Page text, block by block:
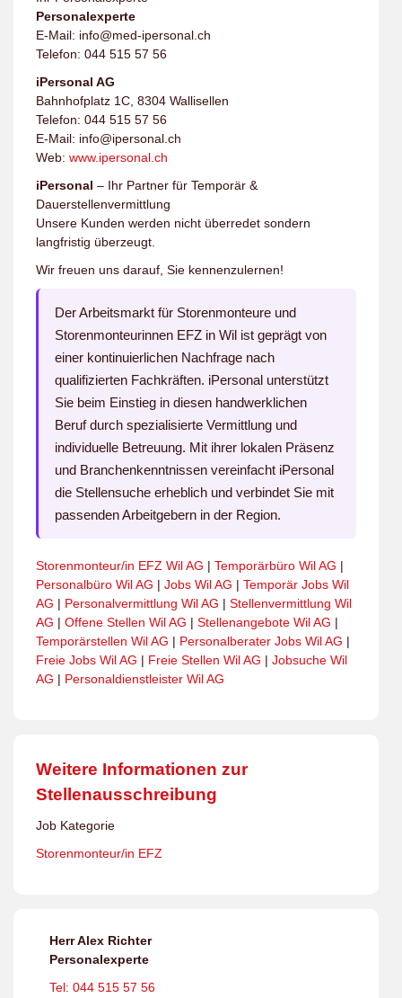
Personalexperte
E-Mail: info@med-ipersonal.ch
Telefon: 044 515 57 56
iPersonal AG
Bahnhofplatz 1C, 8304 Wallisellen
Telefon: 044 515 57 56
E-Mail: info@ipersonal.ch
Web: www.ipersonal.ch
iPersonal – Ihr Partner für Temporär &
Dauerstellenvermittlung
Unsere Kunden werden nicht überredet sondern
langfristig überzeugt.
Wir freuen uns darauf, Sie kennenzulernen!
Der Arbeitsmarkt für Storenmonteure und
Storenmonteurinnen EFZ in Wil ist geprägt von
einer kontinuierlichen Nachfrage nach
qualifizierten Fachkräften. iPersonal unterstützt
Sie beim Einstieg in diesen handwerklichen
Beruf durch spezialisierte Vermittlung und
individuelle Betreuung. Mit ihrer lokalen Präsenz
und Branchenkenntnissen vereinfacht iPersonal
die Stellensuche erheblich und verbindet Sie mit
passenden Arbeitgebern in der Region.
Storenmonteur/in EFZ Wil AG | Temporärbüro Wil AG |
Personalbüro Wil AG | Jobs Wil AG | Temporär Jobs Wil
AG | Personalvermittlung Wil AG | Stellenvermittlung Wil
AG | Offene Stellen Wil AG | Stellenangebote Wil AG |
Temporärstellen Wil AG | Personalberater Jobs Wil AG |
Freie Jobs Wil AG | Freie Stellen Wil AG | Jobsuche Wil
AG | Personaldienstleister Wil AG
Weitere Informationen zur
Stellenausschreibung
Job Kategorie
Storenmonteur/in EFZ
Herr Alex Richter
Personalexperte
Tel: 044 515 57 56